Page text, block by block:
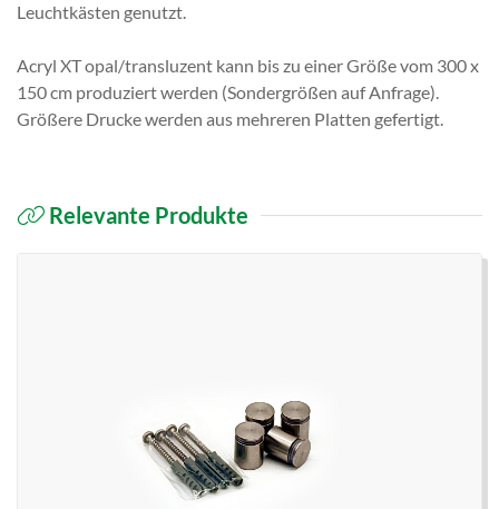
Leuchtkästen genutzt.
Acryl XT opal/transluzent kann bis zu einer Größe vom 300 x
150 cm produziert werden (Sondergrößen auf Anfrage).
Größere Drucke werden aus mehreren Platten gefertigt.
Relevante Produkte